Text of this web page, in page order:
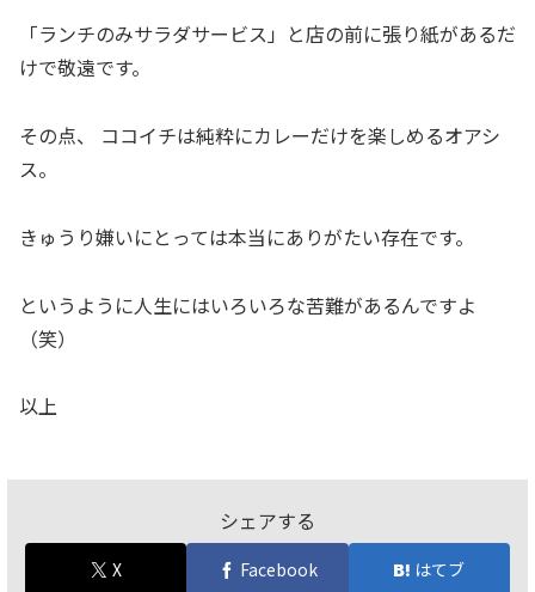
「ランチのみサラダサービス」と店の前に張り紙があるだ
けで敬遠です。
その点、 ココイチは純粋にカレーだけを楽しめるオアシ
ス。
きゅうり嫌いにとっては本当にありがたい存在です。
というように人生にはいろいろな苦難があるんですよ
（笑）
以上
シェアする
X Facebook はてブ